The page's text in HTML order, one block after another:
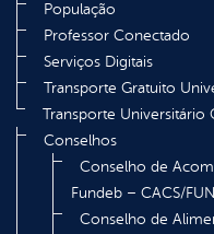
População
Professor Conectado
Serviços Digitais
Transporte Gratuito
Transporte Universitário
Conselhos
Conselho de
Fundeb – CACS/
Conselho de